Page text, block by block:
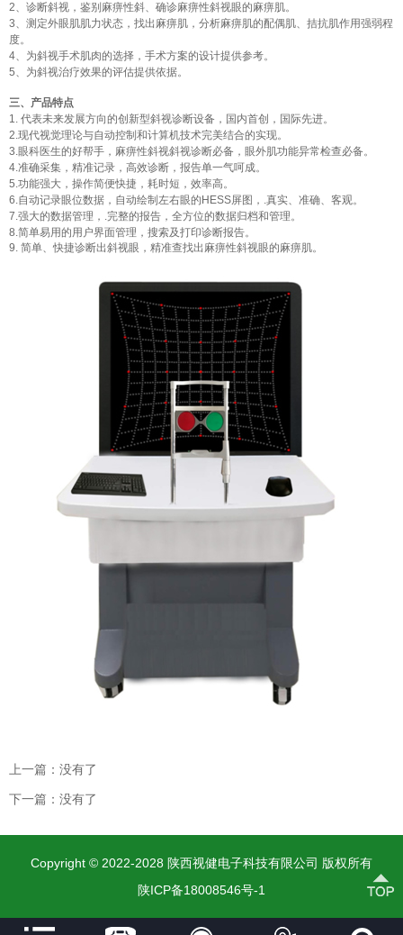
2、诊断斜视，鉴别麻痹性斜、确诊麻痹性斜视眼的麻痹肌。
3、测定外眼肌肌力状态，找出麻痹肌，分析麻痹肌的配偶肌、拮抗肌作用强弱程
度。
4、为斜视手术肌肉的选择，手术方案的设计提供参考。
5、为斜视治疗效果的评估提供依据。
三、产品特点
1. 代表未来发展方向的创新型斜视诊断设备，国内首创，国际先进。
2.现代视觉理论与自动控制和计算机技术完美结合的实现。
3.眼科医生的好帮手，麻痹性斜视斜视诊断必备，眼外肌功能异常检查必备。
4.准确采集，精准记录，高效诊断，报告单一气呵成。
5.功能强大，操作简便快捷，耗时短，效率高。
6.自动记录眼位数据，自动绘制左右眼的HESS屏图，.真实、准确、客观。
7.强大的数据管理，.完整的报告，全方位的数据归档和管理。
8.简单易用的用户界面管理，搜索及打印诊断报告。
9. 简单、快捷诊断出斜视眼，精准查找出麻痹性斜视眼的麻痹肌。
上一篇：没有了
下一篇：没有了
Copyright © 2022-2028 陕西视健电子科技有限公司 版权所有
陕ICP备18008546号-1